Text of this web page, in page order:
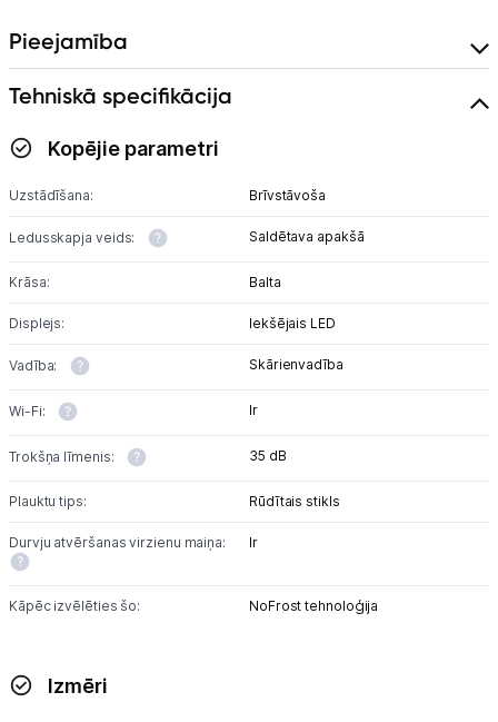
Pieejamība
Tehniskā specifikācija
Kopējie parametri
Uzstādīšana: Brīvstāvoša
Ledusskapja veids: Saldētava apakšā
Krāsa: Balta
Displejs: Iekšējais LED
Vadība: Skārienvadība
Wi-Fi: Ir
Trokšņa līmenis: 35 dB
Plauktu tips: Rūdītais stikls
Durvju atvēršanas virzienu maiņa: Ir
Kāpēc izvēlēties šo: NoFrost tehnoloģija
Izmēri